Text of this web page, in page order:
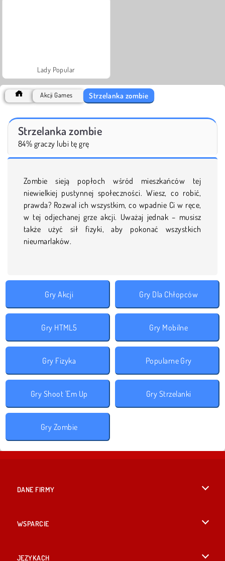
Lady Popular
Akcji Games Strzelanka zombie
Strzelanka zombie
84% graczy lubi tę grę
Zombie sieją popłoch wśród mieszkańców tej
niewielkiej pustynnej społeczności. Wiesz, co robić,
prawda? Rozwal ich wszystkim, co wpadnie Ci w ręce,
w tej odjechanej grze akcji. Uważaj jednak – musisz
także użyć sił fizyki, aby pokonać wszystkich
nieumarlaków.
Gry Akcji Gry Dla Chłopców
Gry HTML5 Gry Mobilne
Gry Fizyka Popularne Gry
Gry Shoot 'Em Up Gry Strzelanki
Gry Zombie
DANE FIRMY
WSPARCIE
JĘZYKACH